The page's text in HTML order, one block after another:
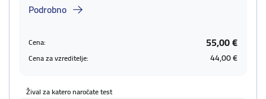
Podrobno
Cena: 55,00 €
Cena za vzreditelje: 44,00 €
Žival za katero naročate test